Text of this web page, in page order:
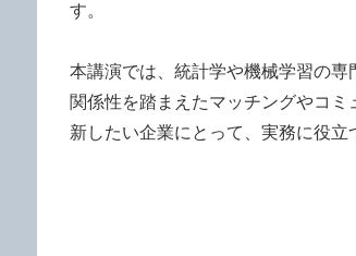
す。
本講演では、統計学や機械学習の
関係性を踏まえたマッチングやコ
新したい企業にとって、実務に役立